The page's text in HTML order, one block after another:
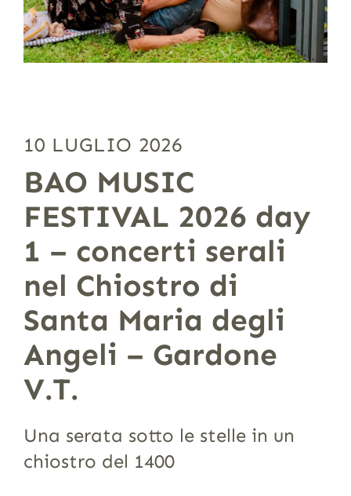
10 LUGLIO 2026
BAO MUSIC
FESTIVAL 2026 day
1 – concerti serali
nel Chiostro di
Santa Maria degli
Angeli – Gardone
V.T.
Una serata sotto le stelle in un
chiostro del 1400